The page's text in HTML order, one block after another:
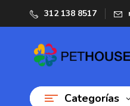
312 138 8517
Categorías